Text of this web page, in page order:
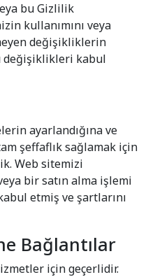
bu Gizlilik
kullanımını veya
değişikliklerin
değişiklikleri kabul
ayarlandığına ve
şeffaflık sağlamak için
Web sitemizi
bir satın alma işlemi
etmiş ve şartlarını
Bağlantılar
için geçerlidir.